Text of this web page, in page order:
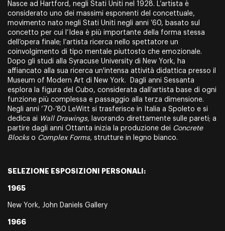
Nasce ad Hartford, negli Stati Uniti nel 1928. L’artista è
considerato uno dei massimi esponenti del concettuale,
movimento nato negli Stati Uniti negli anni ’60, basato sul
concetto per cui l’Idea è più importante della forma stessa
dell’opera finale; l’artista ricerca nello spettatore un
coinvolgimento di tipo mentale piuttosto che emozionale.
Dopo gli studi alla Syracuse University di New York, ha
affiancato alla sua ricerca un'intensa attività didattica presso il
Museum of Modern Art di New York. Dagli anni Sessanta
esplora la figura del Cubo, considerata dall’artista base di ogni
funzione più complessa e passaggio alla terza dimensione.
Negli anni ’70-’80 LeWitt si trasferisce in Italia a Spoleto e si
dedica ai
Wall Drawings, lavorando direttamente sulle pareti; a
partire dagli anni Ottanta inizia la produzione dei Concrete
Blockso Complex Forms, strutture in legno bianco.
SELEZIONE ESPOSIZIONI PERSONALI:
1965
New York, John Daniels Gallery
1966